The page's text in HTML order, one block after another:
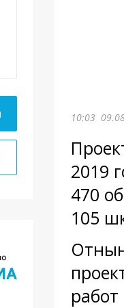
10:03
2019
470
105